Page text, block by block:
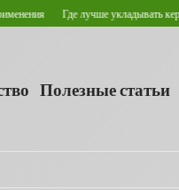
лучше укладывать керамическую
Полезные статьи